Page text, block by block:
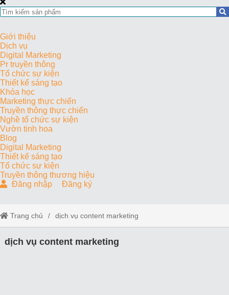
Giới thiệu
Dịch vụ
Digital Marketing
Pr truyền thông
Tổ chức sự kiện
Thiết kế sáng tạo
Khóa học
Marketing thực chiến
Truyền thông thực chiến
Nghề tổ chức sự kiện
Vườn tinh hoa
Blog
Digital Marketing
Thiết kế sáng tạo
Tổ chức sự kiện
Truyền thông thương hiệu
Đăng nhập
Đăng ký
Trang chủ dịch vụ content marketing
dịch vụ content marketing